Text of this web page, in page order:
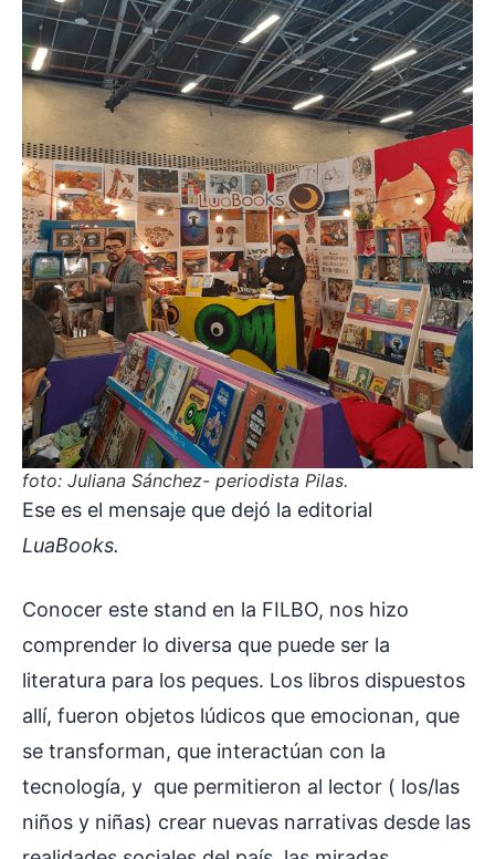
foto: Juliana Sánchez- periodista Pilas.
Ese es el mensaje que dejó la editorial
LuaBooks.
Conocer este stand en la FILBO, nos hizo
comprender lo diversa que puede ser la
literatura para los peques. Los libros dispuestos
allí, fueron objetos lúdicos que emocionan, que
se transforman, que interactúan con la
tecnología, y que permitieron al lector ( los/las
niños y niñas) crear nuevas narrativas desde las